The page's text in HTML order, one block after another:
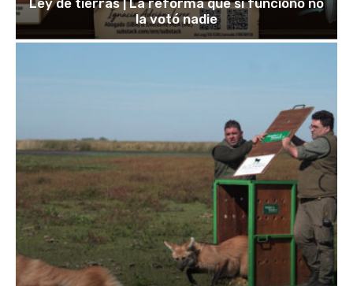
Ley de tierras | La reforma que sí funcionó no
la votó nadie